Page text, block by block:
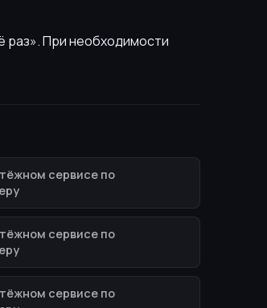
раз». При необходимости
сервисе по
сервисе по
сервисе по